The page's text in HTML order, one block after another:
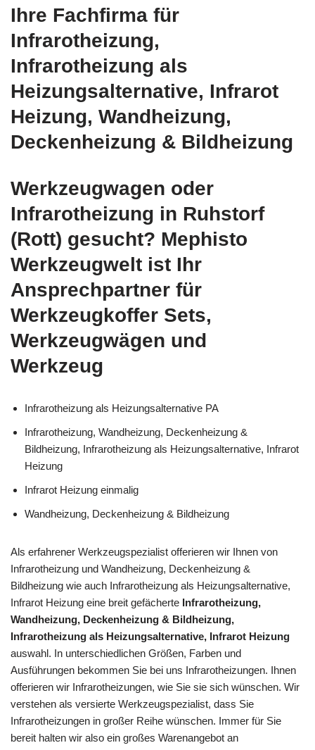
Ihre Fachfirma für
Infrarotheizung,
Infrarotheizung als
Heizungsalternative, Infrarot
Heizung, Wandheizung,
Deckenheizung & Bildheizung
Werkzeugwagen oder
Infrarotheizung in Ruhstorf
(Rott) gesucht? Mephisto
Werkzeugwelt ist Ihr
Ansprechpartner für
Werkzeugkoffer Sets,
Werkzeugwägen und
Werkzeug
Infrarotheizung als Heizungsalternative PA
Infrarotheizung, Wandheizung, Deckenheizung &
Bildheizung, Infrarotheizung als Heizungsalternative, Infrarot
Heizung
Infrarot Heizung einmalig
Wandheizung, Deckenheizung & Bildheizung
Als erfahrener Werkzeugspezialist offerieren wir Ihnen von
Infrarotheizung und Wandheizung, Deckenheizung &
Bildheizung wie auch Infrarotheizung als Heizungsalternative,
Infrarot Heizung eine breit gefächerte Infrarotheizung,
Wandheizung, Deckenheizung & Bildheizung,
Infrarotheizung als Heizungsalternative, Infrarot Heizung
auswahl. In unterschiedlichen Größen, Farben und
Ausführungen bekommen Sie bei uns Infrarotheizungen. Ihnen
offerieren wir Infrarotheizungen, wie Sie sie sich wünschen. Wir
verstehen als versierte Werkzeugspezialist, dass Sie
Infrarotheizungen in großer Reihe wünschen. Immer für Sie
bereit halten wir also ein großes Warenangebot an